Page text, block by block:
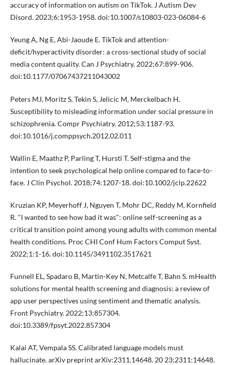
accuracy of information on autism on TikTok. J Autism Dev
Disord. 2023;6:1953-1958. doi:10.1007/s10803-023-06084-6
Yeung A, Ng E, Abi-Jaoude E. TikTok and attention-
deficit/hyperactivity disorder: a cross-sectional study of social
media content quality. Can J Psychiatry. 2022;67:899-906.
doi:10.1177/07067437211043002
Peters MJ, Moritz S, Tekin S, Jelicic M, Merckelbach H.
Susceptibility to misleading information under social pressure in
schizophrenia. Compr Psychiatry. 2012;53:1187-93.
doi:10.1016/j.comppsych.2012.02.011
Wallin E, Maathz P, Parling T, Hursti T. Self-stigma and the
intention to seek psychological help online compared to face-to-
face. J Clin Psychol. 2018;74:1207-18. doi:10.1002/jclp.22622
Kruzian KP, Meyerhoff J, Nguyen T, Mohr DC, Reddy M, Kornfield
R. "I wanted to see how bad it was": online self-screening as a
critical transition point among young adults with common mental
health conditions. Proc CHI Conf Hum Factors Comput Syst.
2022;1:1-16. doi:10.1145/3491102.3517621
Funnell EL, Spadaro B, Martin-Key N, Metcalfe T, Bahn S. mHealth
solutions for mental health screening and diagnosis: a review of
app user perspectives using sentiment and thematic analysis.
Front Psychiatry. 2022;13:857304.
doi:10.3389/fpsyt.2022.857304
Kalai AT, Vempala SS. Calibrated language models must
hallucinate. arXiv preprint arXiv:2311.14648. 20 23;2311:14648.